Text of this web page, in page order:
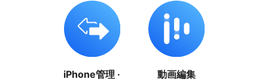
iPhone管理 ·
動画編集